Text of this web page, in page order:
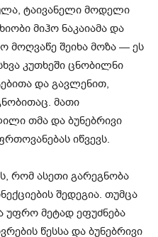
ტაივანელი მოდელი
მიჰო ნაკაიამა და
მოღვაწე შეიხა მოზა — ეს
კუთხეში ცნობილნი
და გავლენით,
მათი
თმა და ბუნებრივი
იწვევს.
რომ ასეთი გარეგნობა
შედეგია. თუმცა
უფრო მეტად ეფუძნება
წესსა და ბუნებრივი